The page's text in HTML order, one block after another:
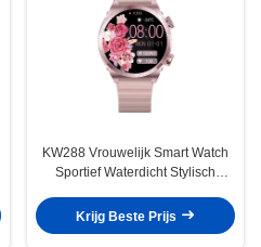
KW288 Vrouwelijk Smart Watch
Sportief Waterdicht Stylisch
Krijg Beste Prijs